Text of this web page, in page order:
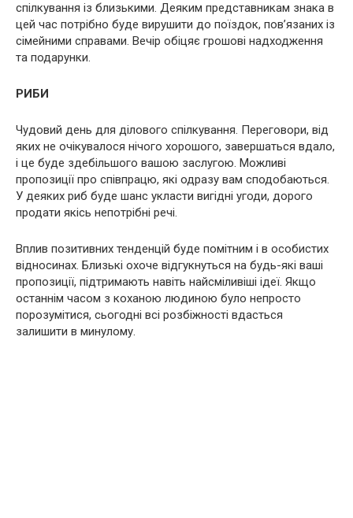
спілкування із близькими. Деяким представникам знака в
цей час потрібно буде вирушити до поїздок, пов’язаних із
сімейними справами. Вечір обіцяє грошові надходження
та подарунки.
РИБИ
Чудовий день для ділового спілкування. Переговори, від
яких не очікувалося нічого хорошого, завершаться вдало,
і це буде здебільшого вашою заслугою. Можливі
пропозиції про співпрацю, які одразу вам сподобаються.
У деяких риб буде шанс укласти вигідні угоди, дорого
продати якісь непотрібні речі.
Вплив позитивних тенденцій буде помітним і в особистих
відносинах. Близькі охоче відгукнуться на будь-які ваші
пропозиції, підтримають навіть найсміливіші ідеї. Якщо
останнім часом з коханою людиною було непросто
порозумітися, сьогодні всі розбіжності вдасться
залишити в минулому.